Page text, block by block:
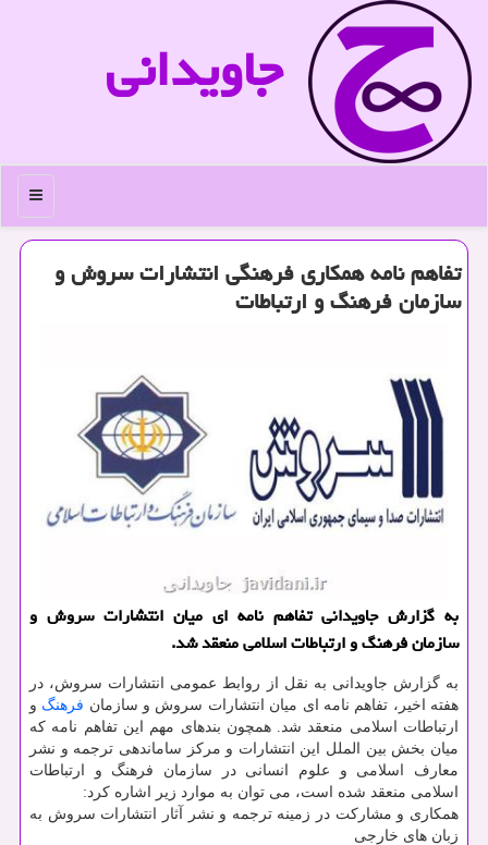
جاویدانی
منو
تفاهم نامه همكاری فرهنگی انتشارات سروش و
سازمان فرهنگ و ارتباطات
به گزارش جاویدانی تفاهم نامه ای میان انتشارات سروش و
سازمان فرهنگ و ارتباطات اسلامی منعقد شد.
به گزارش جاویدانی به نقل از روابط عمومی انتشارات سروش، در
هفته اخیر، تفاهم نامه ای میان انتشارات سروش و سازمان فرهنگ و
ارتباطات اسلامی منعقد شد. همچون بندهای مهم این تفاهم نامه که
میان بخش بین الملل این انتشارات و مرکز ساماندهی ترجمه و نشر
معارف اسلامی و علوم انسانی در سازمان فرهنگ و ارتباطات
اسلامی منعقد شده است، می توان به موارد زیر اشاره کرد:
همکاری و مشارکت در زمینه ترجمه و نشر آثار انتشارات سروش به
زبان های خارجی